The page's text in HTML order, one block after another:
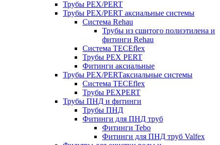
Трубы PEX/PERT
Трубы PEX/PERT аксиальные системы
Система Rehau
Трубы из сшитого полиэтилена и
фитинги Rehau
Система TECEflex
Трубы PEX PERT
Фитинги аксиальные
Трубы PEX/PERTаксиальные системы
Система TECEflex
Трубы PEXPERT
Трубы ПНД и фитинги
Трубы ПНД
Фитинги для ПНД труб
Фитинги Tebo
Фитинги для ПНД труб Valfex